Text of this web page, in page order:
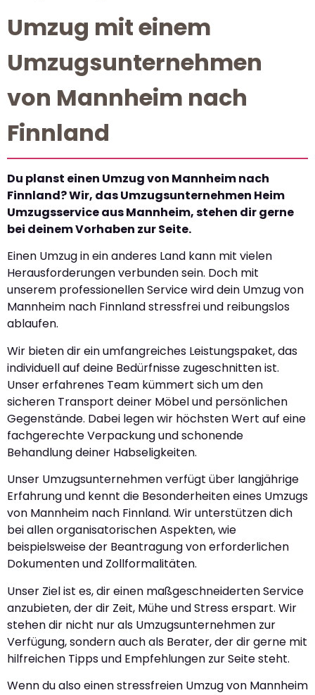
Umzug mit einem
Umzugsunternehmen
von Mannheim nach
Finnland
Du planst einen Umzug von Mannheim nach
Finnland? Wir, das Umzugsunternehmen Heim
Umzugsservice aus Mannheim, stehen dir gerne
bei deinem Vorhaben zur Seite.
Einen Umzug in ein anderes Land kann mit vielen
Herausforderungen verbunden sein. Doch mit
unserem professionellen Service wird dein Umzug von
Mannheim nach Finnland stressfrei und reibungslos
ablaufen.
Wir bieten dir ein umfangreiches Leistungspaket, das
individuell auf deine Bedürfnisse zugeschnitten ist.
Unser erfahrenes Team kümmert sich um den
sicheren Transport deiner Möbel und persönlichen
Gegenstände. Dabei legen wir höchsten Wert auf eine
fachgerechte Verpackung und schonende
Behandlung deiner Habseligkeiten.
Unser Umzugsunternehmen verfügt über langjährige
Erfahrung und kennt die Besonderheiten eines Umzugs
von Mannheim nach Finnland. Wir unterstützen dich
bei allen organisatorischen Aspekten, wie
beispielsweise der Beantragung von erforderlichen
Dokumenten und Zollformalitäten.
Unser Ziel ist es, dir einen maßgeschneiderten Service
anzubieten, der dir Zeit, Mühe und Stress erspart. Wir
stehen dir nicht nur als Umzugsunternehmen zur
Verfügung, sondern auch als Berater, der dir gerne mit
hilfreichen Tipps und Empfehlungen zur Seite steht.
Wenn du also einen stressfreien Umzug von Mannheim